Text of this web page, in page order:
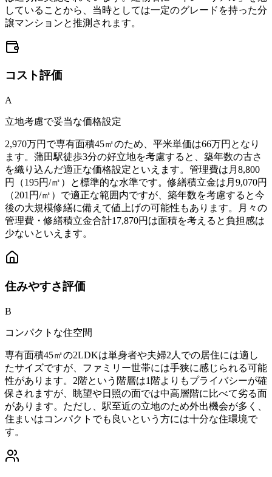
していることから、当時としては一定のグレードを持った分
譲マンションと推測されます。
コスト評価
A
立地考慮で妥当な価格設定
2,970万円で専有面積45㎡のため、平米単価は66万円となり
ます。蒲田駅徒歩3分の好立地を考慮すると、築年数の古さ
を織り込んだ適正な価格設定といえます。管理費は月8,800
円（195円/㎡）と標準的な水準です。修繕積立金は月9,070円
（201円/㎡）で適正な範囲内ですが、築年数を考慮すると今
後の大規模修繕に備えて値上げの可能性もあります。月々の
管理費・修繕積立金合計17,870円は面積を考えると負担感は
少ないといえます。
住みやすさ評価
B
コンパクトな住空間
専有面積45㎡の2LDKは単身者や夫婦2人での居住には適し
たサイズですが、ファミリー世帯には手狭に感じられる可能
性があります。2階という階層は1階よりもプライバシーが確
保されますが、眺望や日照の面では中高層階に比べて劣る面
があります。ただし、駅至近の立地のため外出機会が多く、
住まいはコンパクトでも良いという方には十分な住環境で
す。